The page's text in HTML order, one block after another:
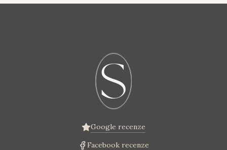
Google recenze
Facebook recenze